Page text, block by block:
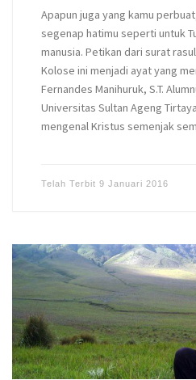
Apapun juga yang kamu
segenap hatimu seperti untuk
manusia. Petikan dari surat
Kolose ini menjadi ayat yang
Fernandes Manihuruk, S.T.
Universitas Sultan Ageng
mengenal Kristus semenjak
Telah Terbit 9 Januari 2016